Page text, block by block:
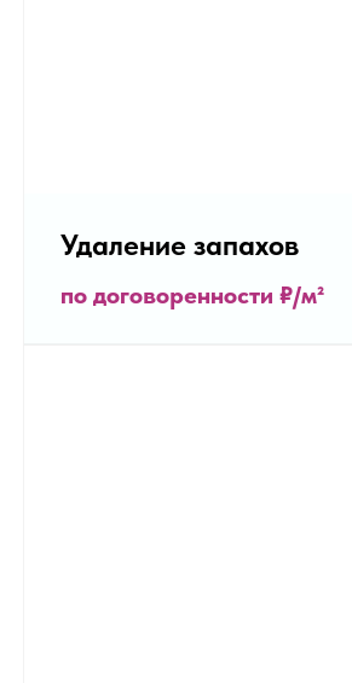
Удаление запахов
по договоренности ₽/м²